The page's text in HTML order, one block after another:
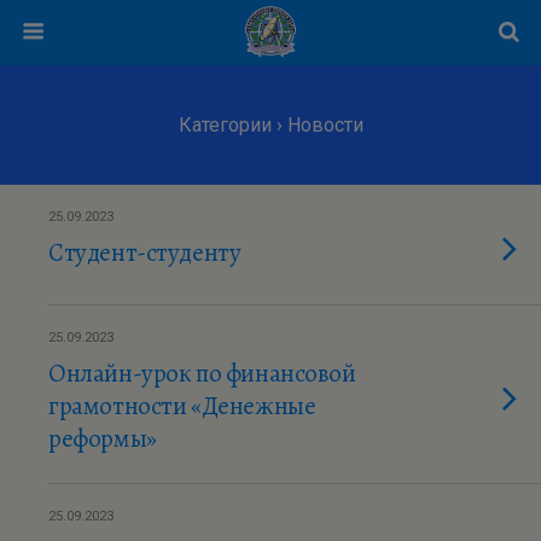
Категории › Новости
25.09.2023
Студент-студенту
25.09.2023
Онлайн-урок по финансовой
грамотности «Денежные
реформы»
25.09.2023